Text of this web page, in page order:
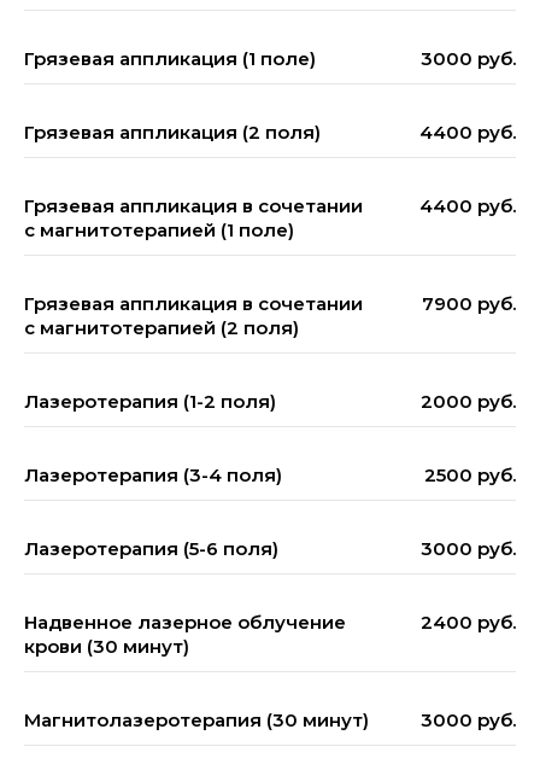
Грязевая аппликация (1 поле) 3000 руб.
Грязевая аппликация (2 поля) 4400 руб.
Грязевая аппликация в сочетании
с магнитотерапией (1 поле)
4400 руб.
Грязевая аппликация в сочетании
с магнитотерапией (2 поля)
7900 руб.
Лазеротерапия (1-2 поля) 2000 руб.
Лазеротерапия (3-4 поля) 2500 руб.
Лазеротерапия (5-6 поля) 3000 руб.
Надвенное лазерное облучение
крови (30 минут)
2400 руб.
Магнитолазеротерапия (30 минут) 3000 руб.